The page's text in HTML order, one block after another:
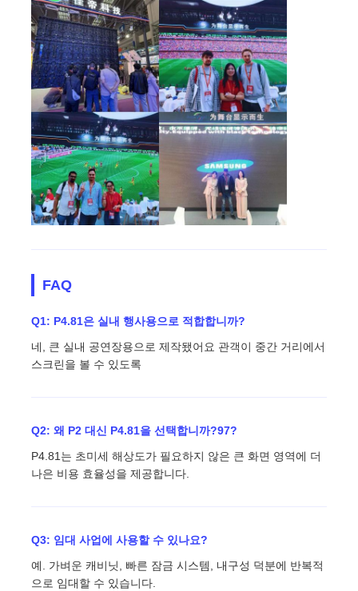
FAQ
Q1: P4.81은 실내 행사용으로 적합합니까?
네, 큰 실내 공연장용으로 제작됐어요 관객이 중간 거리에서
스크린을 볼 수 있도록
Q2: 왜 P2 대신 P4.81을 선택합니까?97?
P4.81는 초미세 해상도가 필요하지 않은 큰 화면 영역에 더
나은 비용 효율성을 제공합니다.
Q3: 임대 사업에 사용할 수 있나요?
예. 가벼운 캐비닛, 빠른 잠금 시스템, 내구성 덕분에 반복적
으로 임대할 수 있습니다.